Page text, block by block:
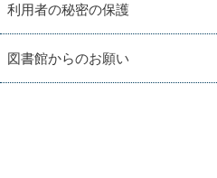
利用者の秘密の保護
図書館からのお願い